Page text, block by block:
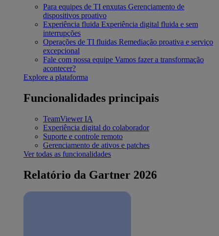
Para equipes de TI enxutas Gerenciamento de
dispositivos proativo
Experiência fluida Experiência digital fluida e sem
interrupções
Operações de TI fluidas Remediação proativa e serviço
excepcional
Fale com nossa equipe Vamos fazer a transformação
acontecer?
Explore a plataforma
Funcionalidades principais
TeamViewer IA
Experiência digital do colaborador
Suporte e controle remoto
Gerenciamento de ativos e patches
Ver todas as funcionalidades
Relatório da Gartner 2026